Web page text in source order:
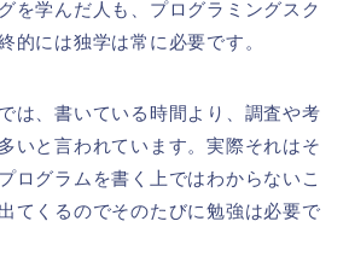
を学んだ人も、プログラミングスク
的には独学は常に必要です。
は、書いている時間より、調査や考
いと言われています。実際それはそ
ログラムを書く上ではわからないこ
てくるのでそのたびに勉強は必要で